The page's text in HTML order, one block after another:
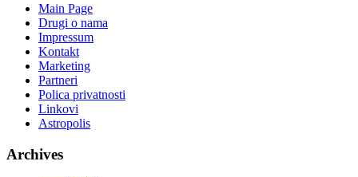
Main Page
Drugi o nama
Impressum
Kontakt
Marketing
Partneri
Polica privatnosti
Linkovi
Astropolis
Archives